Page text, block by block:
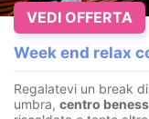
Week end relax
Regalatevi un break
umbra, centro
VEDI OFFERTA